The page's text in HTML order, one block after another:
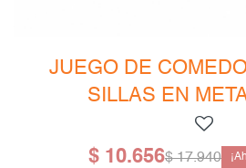
JUEGO DE
SILLAS EN
$ 10.656$ 17.940
Bibliotecas